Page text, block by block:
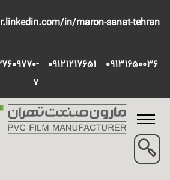
in/maron-sanat-tehran
09131650036
09121217651
7